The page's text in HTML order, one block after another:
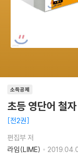
소득공제
초등 영단어 철
전2권
편집부 저
라임(LIME)